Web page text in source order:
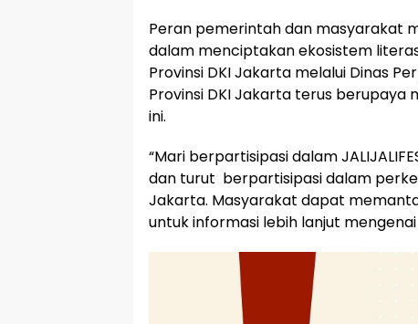
Peran pemerintah dan masyarakat
dalam menciptakan ekosistem
Provinsi DKI Jakarta melalui Dinas
Provinsi DKI Jakarta terus berupaya
ini.
“Mari berpartisipasi dalam
dan turut berpartisipasi dalam
Jakarta. Masyarakat dapat
untuk informasi lebih lanjut mengenai